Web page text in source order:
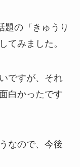
題の『きゅうり
てみました。
ですが、それ
白かったです
なので、今後